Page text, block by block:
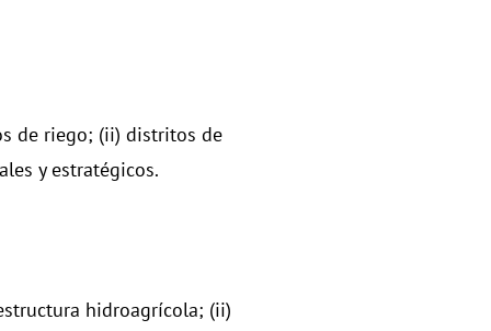
de riego; (ii) distritos de
y estratégicos.
hidroagrícola; (ii)